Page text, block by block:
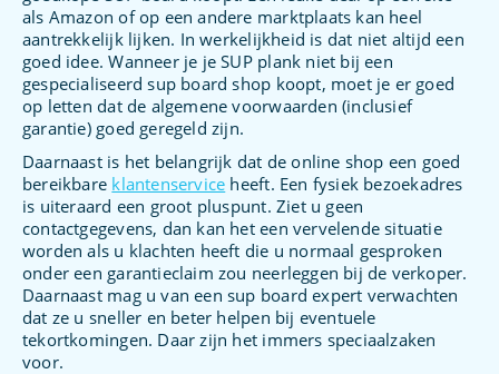
als Amazon of op een andere marktplaats kan heel
aantrekkelijk lijken. In werkelijkheid is dat niet altijd een
goed idee. Wanneer je je SUP plank niet bij een
gespecialiseerd sup board shop koopt, moet je er goed
op letten dat de algemene voorwaarden (inclusief
garantie) goed geregeld zijn.
Daarnaast is het belangrijk dat de online shop een goed
bereikbare klantenservice heeft. Een fysiek bezoekadres
is uiteraard een groot pluspunt. Ziet u geen
contactgegevens, dan kan het een vervelende situatie
worden als u klachten heeft die u normaal gesproken
onder een garantieclaim zou neerleggen bij de verkoper.
Daarnaast mag u van een sup board expert verwachten
dat ze u sneller en beter helpen bij eventuele
tekortkomingen. Daar zijn het immers speciaalzaken
voor.